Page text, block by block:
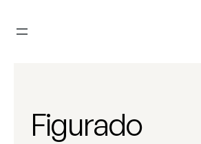
容
Figurado